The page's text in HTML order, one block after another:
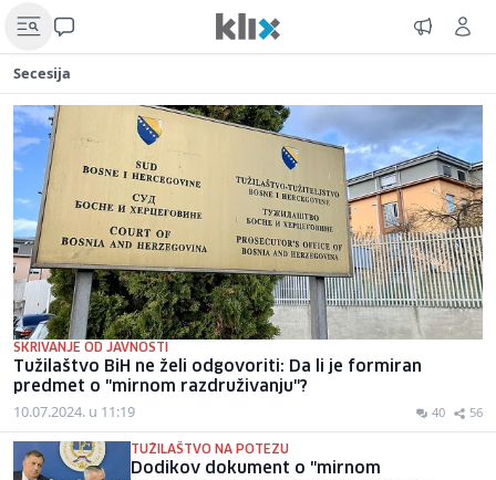
Secesija
SKRIVANJE OD JAVNOSTI
Tužilaštvo BiH ne želi odgovoriti: Da li je formiran
predmet o "mirnom razdruživanju"?
10.07.2024. u 11:19 40 56
TUŽILAŠTVO NA POTEZU
Dodikov dokument o "mirnom